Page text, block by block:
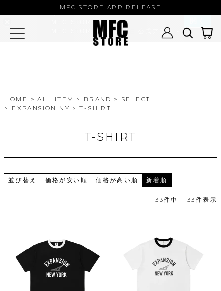
MFC STORE APP RELEASE
HOME ALL ITEM BRAND
SELECT
EXPANSION NY
T-SHIRT
T-SHIRT
並び替え 価格が安い順 価格が高い順 新着順
33件中 1 - 33 件表示
MFC STORE
MFC STORE/EXAMPLE 公式アプリ -
Google Play